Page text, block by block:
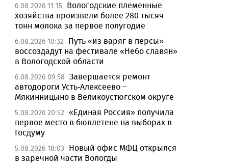
6.08.2026 11:15 Вологодские племенные
хозяйства произвели более 280 тысяч
тонн молока за первое полугодие
6.08.2026 10:32
Путь «из варяг в персы»
воссоздадут на фестивале «Небо славян»
в Вологодской области
6.08.2026 09:58 Завершается ремонт
автодороги Усть-Алексеево –
Мякинницыно в Великоустюгском округе
5.08.2026 20:52 «Единая Россия» получила
первое место в бюллетене на выборах в
Госдуму
5.08.2026 18:03
Новый офис МФЦ открылся
в заречной части Вологды